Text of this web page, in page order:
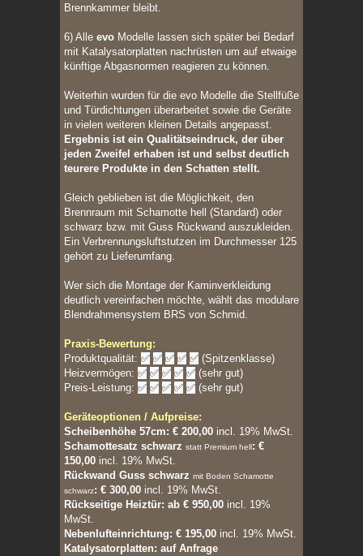
Brennkammer bleibt.
6) Alle evo Modelle lassen sich später bei Bedarf
mit Katalysatorplatten nachrüsten um auf etwaige
künftige Abgasnormen reagieren zu können.
Weiterhin wurden für die evo Modelle die Stellfüße
und Türdichtungen überarbeitet sowie die Geräte
in vielen weiteren kleinen Details angepasst.
Ergebnis ist ein Qualitätseindruck, der über
jeden Zweifel erhaben ist und selbst deutlich
teurere Produkte in den Schatten stellt.
Gleich geblieben ist die Möglichkeit, den
Brennraum mit Schamotte hell (Standard) oder
schwarz bzw. mit Guss Rückwand auszukleiden.
Ein Verbrennungsluftstutzen im Durchmesser 125
gehört zu Lieferumfang.
Wer sich die Montage der Kaminverkleidung
deutlich vereinfachen möchte, wählt das modulare
Blendrahmensystem BRS von Schmid.
Praxis-Bewertung:
Produktqualität: ✅ ✅ ✅ ✅ ✅ (Spitzenklasse)
Heizvermögen: ✅ ✅ ✅ ✅ ✅ (sehr gut)
Preis-Leistung: ✅ ✅ ✅ ✅ ✅ (sehr gut)
Geräteoptionen / Aufpreise:
Scheibenhöhe 57cm: € 200,00 incl. 19% MwSt.
Schamottesatz schwarz statt Premium hell: €
150,00 incl. 19% MwSt.
Rückwand Guss schwarz mit Boden Schamotte
schwarz: € 300,00 incl. 19% MwSt.
Rückseitige Heiztür: ab € 950,00 incl. 19%
MwSt.
Nebenlufteinrichtung: € 195,00 incl. 19% MwSt.
Katalysatorplatten: auf Anfrage